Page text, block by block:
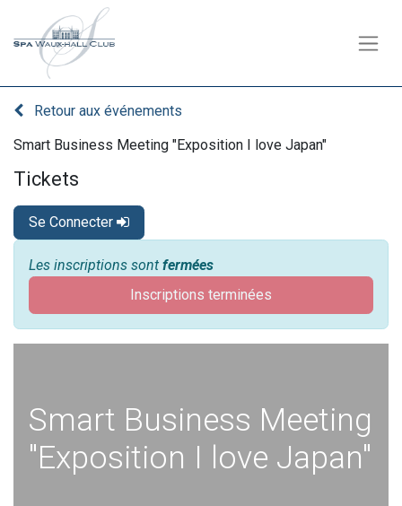
Retour aux événements
Smart Business Meeting "Exposition I love Japan"
Tickets
Se Connecter
Les inscriptions sont fermées
Inscriptions terminées
Smart Business Meeting
"Exposition I love Japan"